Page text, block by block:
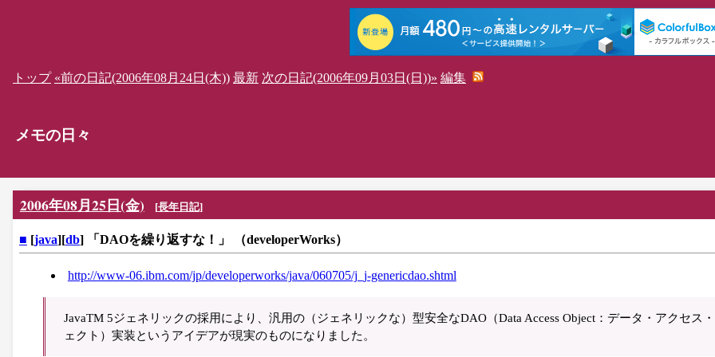
トップ «前の日記(2006年08月24日(木)) 最新 次の日記(2006年09月03日(日))» 編集
メモの日々
2006年08月25日(金) [長年日記]
■ [java][db] 「DAOを繰り返すな！」 （developerWorks）
http://www-06.ibm.com/jp/developerworks/java/060705/j_j-genericdao.shtml
JavaTM 5ジェネリックの採用により、汎用の（ジェネリックな）型安全なDAO（Data Access Object：データ・アクセス
ェクト）実装というアイデアが現実のものになりました。